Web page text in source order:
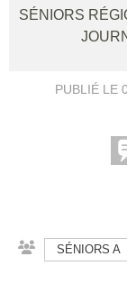
SÉNIORS
PUBLIÉ LE
SÉNIORS A